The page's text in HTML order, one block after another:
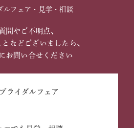
ルフェア・見学・相談
問やご不明点、
などございましたら、
お問い合せください
ブライダルフェア